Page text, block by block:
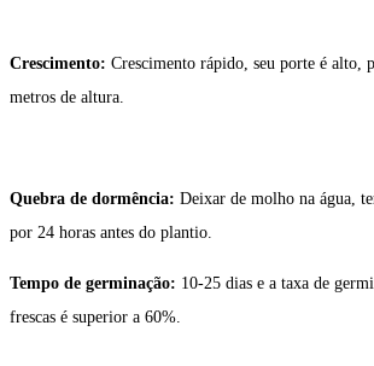
Crescimento: Crescimento rápido, seu porte é alto,
metros de altura.
Quebra de dormência: Deixar de molho na água,
por 24 horas antes do plantio.
Tempo de germinação: 10-25 dias e a taxa de
frescas é superior a 60%.